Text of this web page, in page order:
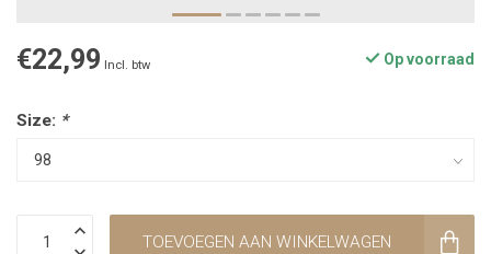
€22,99 Incl. btw Op voorraad
Size: *
TOEVOEGEN AAN WINKELWAGEN